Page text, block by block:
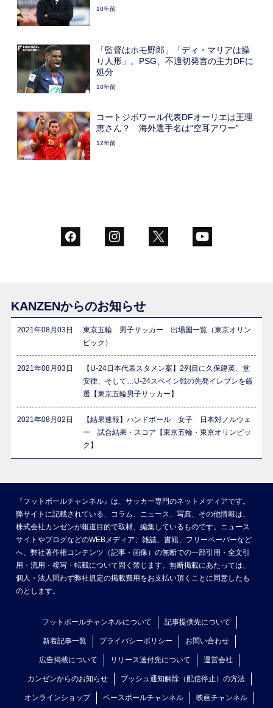
10年前
「監督はホモ野郎」「ディ・マリアは操
り人形」。PSG、不適切発言の主力DFに
処分
10年前
コートジボワール代表DFオーリエは王理
恵さん？ 海外選手名は“空耳アワー”
12年前
KANZENからのお知らせ
2021年08月03日
東京五輪 男子サッカー 出場国一覧（東京オリン
ピック）
2021年08月03日
【U-24日本代表スタメン案】2列目に久保建英、堂
安律、そして…U-24スペイン戦の先発イレブンを厳
選【東京五輪男子サッカー】
2021年08月02日
【結果速報】ハンドボール 女子 日本対ノルウェ
ー 試合結果・スコア【東京五輪・東京オリンピッ
ク】
『フットボールチャンネル』は、サッカー専門のネットメディアです。
弊サイトに記載されている、コラム、ニュース、写真、その他情報は、
株式会社カンゼンが報道目的で取材、編集しているものです。ニュース
サイトやブログなどのWEBメディア、雑誌、書籍、フリーペーパーなど
へ、弊社著作権コンテンツ（記事・画像）の無断での一部引用・全文引
用・流用・複写・転載について固く禁じます。無断掲載にあたっては、
個人・法人問わず弊社規定の掲載費用をお支払い頂くことに同意したも
のとします。
フットボールチャンネルについて 記事提供先について
新着記事一覧 プライバシーポリシー お問い合わせ
広告掲載について リリース送付先について 運営会社
カンゼンからのお知らせ プッシュ通知解除（配信停止）の方法
オンラインショップ ベースボールチャンネル 映画チャンネル